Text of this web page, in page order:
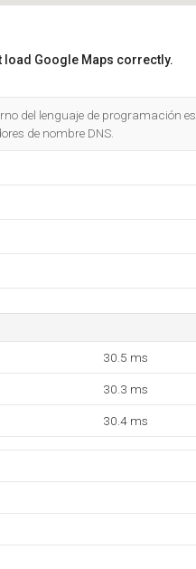
load Google Maps correctly.
del lenguaje de programación es
de nombre DNS.
30.5 ms
30.3 ms
30.4 ms